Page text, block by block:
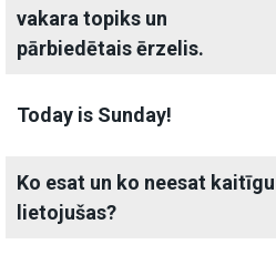
vakara topiks un
pārbiedētais ērzelis.
Today is Sunday!
Ko esat un ko neesat kaitīgu
lietojušas?